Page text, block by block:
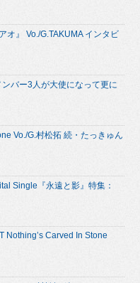
オ』 Vo./G.TAKUMA インタビ
バー3人が大使になって更に
Vo./G.村松拓 続・たっきゅん
Single『永遠と影』特集：
Nothing’s Carved In Stone